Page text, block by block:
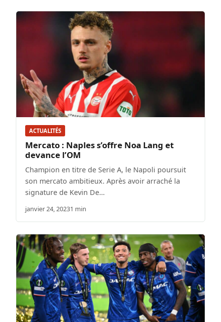
ACTUALITÉS
Mercato : Naples s’offre Noa Lang et
devance l’OM
Champion en titre de Serie A, le Napoli poursuit
son mercato ambitieux. Après avoir arraché la
signature de Kevin De…
janvier 24, 20231 min